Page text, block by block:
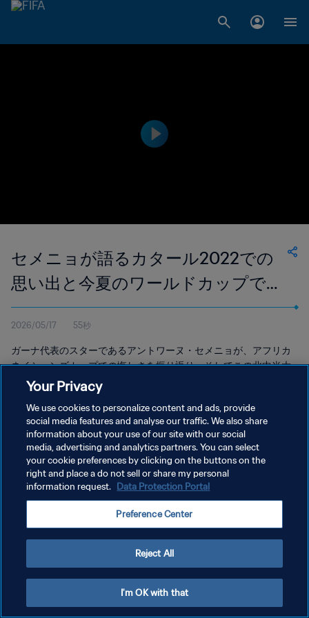
セメニョが語るカタール2022での
思い出と今夏のワールドカップでの
目標について
2026/05/17 55秒
ガーナ代表のスターであるアントワーヌ・セメニョが、アフリカ
ネイションズカップでの悔しさを振り返り、そしてこの北中米大
会でのリベンジを果たす決意を語った。
プライバシーポリシー
サービス利用規約
Your Privacy
We use cookies to personalize content and ads, provide
social media features and analyse our traffic. We also share
information about your use of our site with our social
media, advertising and analytics partners. You can select
your cookie preferences by clicking on the buttons on the
right and place a do not sell or share my personal
information request. Data Protection Portal
Preference Center
Reject All
I'm OK with that